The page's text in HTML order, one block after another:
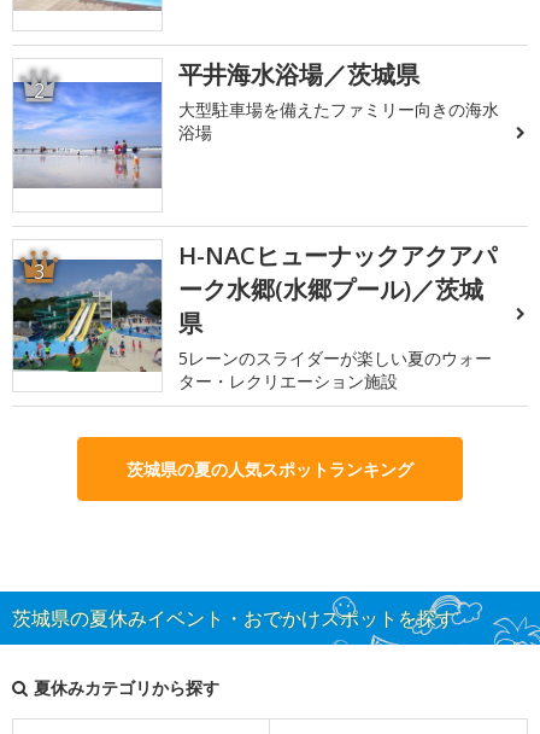
2 平井海水浴場／茨城県
大型駐車場を備えたファミリー向きの海水
浴場
3
H-NACヒューナックアクアパ
ーク水郷(水郷プール)／茨城
県
5レーンのスライダーが楽しい夏のウォー
ター・レクリエーション施設
茨城県の夏の人気スポットランキング
茨城県の夏休みイベント・おでかけスポットを探す
夏休みカテゴリから探す